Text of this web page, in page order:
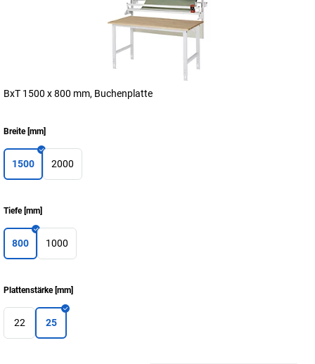
BxT 1500 x 800 mm, Buchenplatte
Breite[mm]
1500 2000
Tiefe[mm]
800 1000
Plattenstärke[mm]
22 25